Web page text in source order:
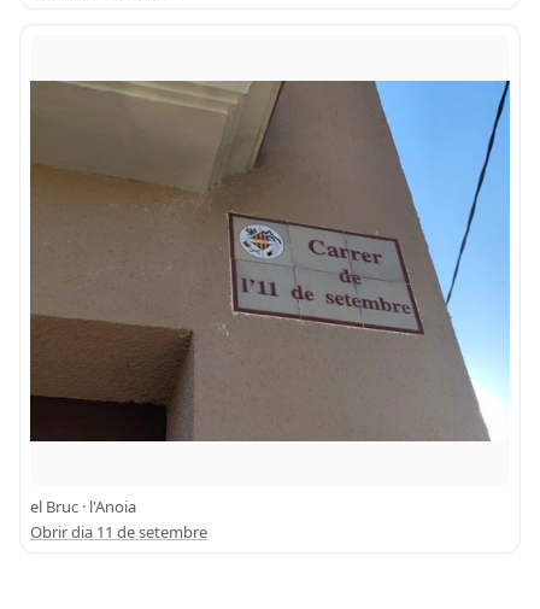
el Bruc · l'Anoia
Obrir dia 11 de setembre